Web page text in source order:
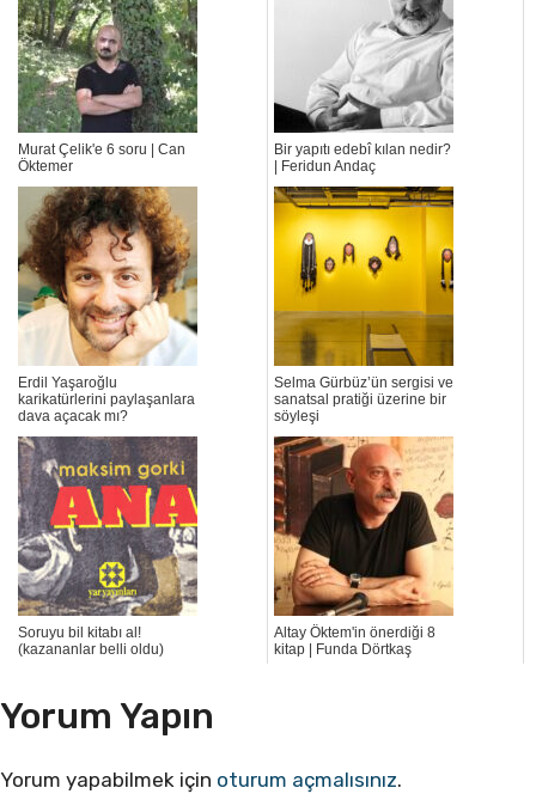
Murat Çelik'e 6 soru | Can
Öktemer
Bir yapıtı edebî kılan nedir?
| Feridun Andaç
Erdil Yaşaroğlu
karikatürlerini paylaşanlara
dava açacak mı?
Selma Gürbüz’ün sergisi ve
sanatsal pratiği üzerine bir
söyleşi
Soruyu bil kitabı al!
(kazananlar belli oldu)
Altay Öktem'in önerdiği 8
kitap | Funda Dörtkaş
Yorum Yapın
Yorum yapabilmek için oturum açmalısınız.